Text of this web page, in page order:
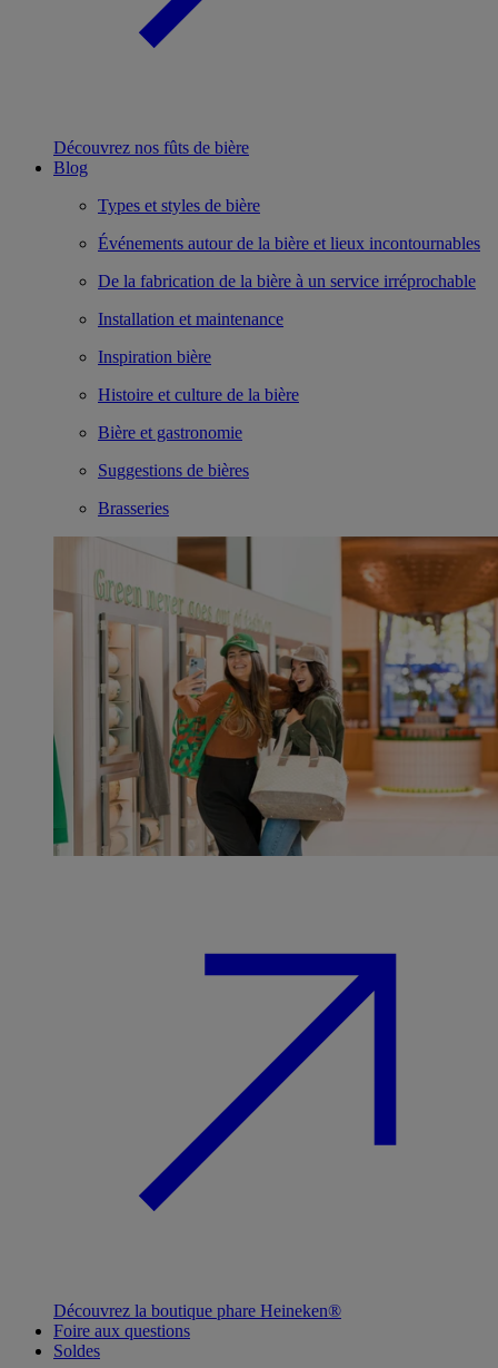
Découvrez nos fûts de bière
Blog
Types et styles de bière
Événements autour de la bière et lieux incontournables
De la fabrication de la bière à un service irréprochable
Installation et maintenance
Inspiration bière
Histoire et culture de la bière
Bière et gastronomie
Suggestions de bières
Brasseries
Découvrez la boutique phare Heineken®
Foire aux questions
Soldes